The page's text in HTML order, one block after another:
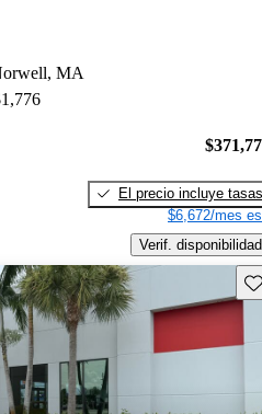
MA
El precio incluye tasas
$6,672/mes
Verif. disponibilidad